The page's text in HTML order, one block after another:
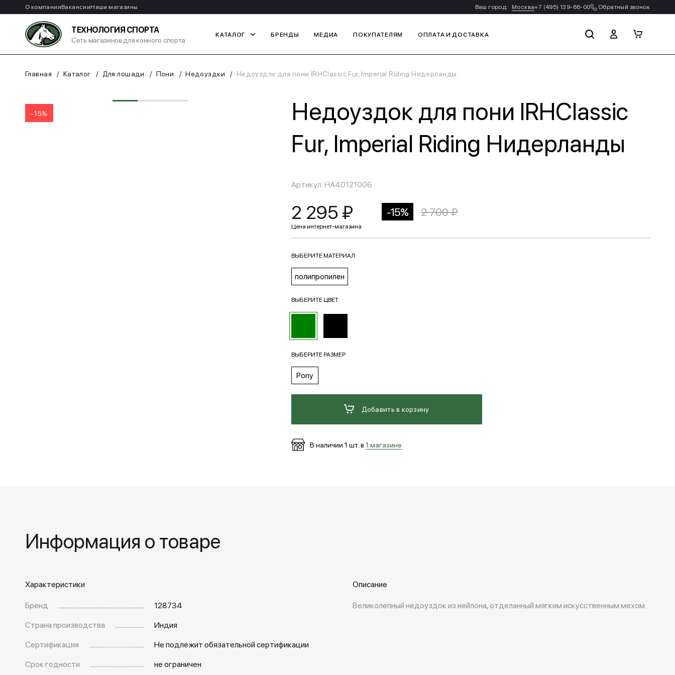
О компанииВакансииНаши магазины Ваш город: Москва+7 (495) 139-66-00 Обратный звонок
ТЕХНОЛОГИЯ СПОРТА
Сеть магазинов для конного спорта
КАТАЛОГ БРЕНДЫ МЕДИА ПОКУПАТЕЛЯМ ОПЛАТА И ДОСТАВКА
Главная Каталог Для лошади Пони Недоуздки Недоуздок для пони IRHClassic Fur, Imperial Riding Нидерланды
-15%
Недоуздок для пони IRHClassic
Fur, Imperial Riding Нидерланды
Артикул: HA40121006
2 295 ₽ -15% 2 700 ₽
ВЫБЕРИТЕ МАТЕРИАЛ
полипропилен
ВЫБЕРИТЕ ЦВЕТ
ВЫБЕРИТЕ РАЗМЕР
Pony
Добавить в корзину
В наличии 1 шт. в 1 магазине
Информация о товаре
Характеристики
Бренд
128734
Страна производства
Индия
Сертификация
Не подлежит обязательной сертификации
Срок годности
не ограничен
Описание
Великолепный недоуздок из нейлона, отделанный мягким искусственным мехом.